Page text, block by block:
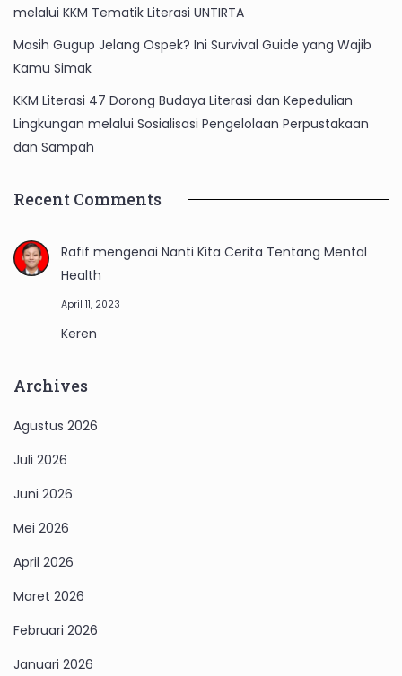
melalui KKM Tematik Literasi UNTIRTA
Masih Gugup Jelang Ospek? Ini Survival Guide yang Wajib
Kamu Simak
KKM Literasi 47 Dorong Budaya Literasi dan Kepedulian
Lingkungan melalui Sosialisasi Pengelolaan Perpustakaan
dan Sampah
Recent Comments
Rafif mengenai Nanti Kita Cerita Tentang Mental
Health
April 11, 2023
Keren
Archives
Agustus 2026
Juli 2026
Juni 2026
Mei 2026
April 2026
Maret 2026
Februari 2026
Januari 2026